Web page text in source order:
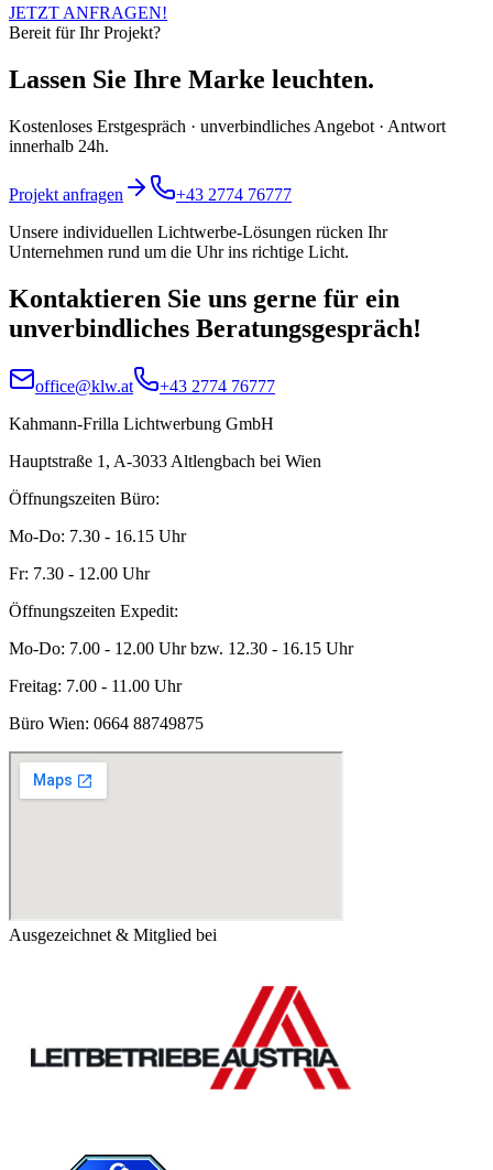
JETZT ANFRAGEN!
Bereit für Ihr Projekt?
Lassen Sie Ihre Marke leuchten.
Kostenloses Erstgespräch · unverbindliches Angebot · Antwort
innerhalb 24h.
Projekt anfragen
+43 2774 76777
Unsere individuellen Lichtwerbe-Lösungen rücken Ihr
Unternehmen rund um die Uhr ins richtige Licht.
Kontaktieren Sie uns gerne für ein
unverbindliches Beratungsgespräch!
office@klw.at
+43 2774 76777
Kahmann-Frilla Lichtwerbung GmbH
Hauptstraße 1, A-3033 Altlengbach bei Wien
Öffnungszeiten Büro:
Mo-Do: 7.30 - 16.15 Uhr
Fr: 7.30 - 12.00 Uhr
Öffnungszeiten Expedit:
Mo-Do: 7.00 - 12.00 Uhr bzw. 12.30 - 16.15 Uhr
Freitag: 7.00 - 11.00 Uhr
Büro Wien: 0664 88749875
Ausgezeichnet & Mitglied bei